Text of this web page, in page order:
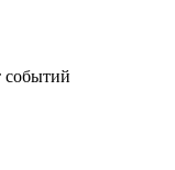
событий